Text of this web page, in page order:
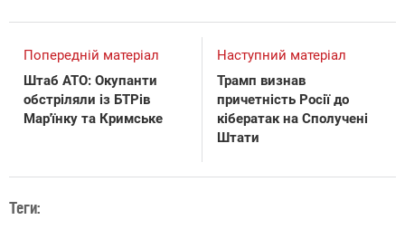
Попередній матеріал
Штаб АТО: Окупанти
обстріляли із БТРів
Мар'їнку та Кримське
Наступний матеріал
Трамп визнав
причетність Росії до
кібератак на Сполучені
Штати
Теги: